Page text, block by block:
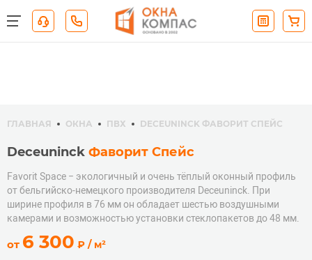
ГЛАВНАЯ ОКНА ПВХ DECEUNINCK ФАВОРИТ СПЕЙС
Deceuninck Фаворит Спейс
Favorit Space − экологичный и очень тёплый оконный профиль
от бельгийско-немецкого производителя Deceuninck. При
ширине профиля в 76 мм он обладает шестью воздушными
камерами и возможностью установки стеклопакетов до 48 мм.
от 6 300 ₽ / м²